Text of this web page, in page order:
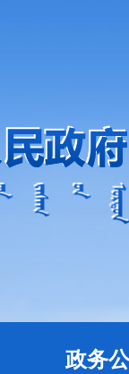
政务